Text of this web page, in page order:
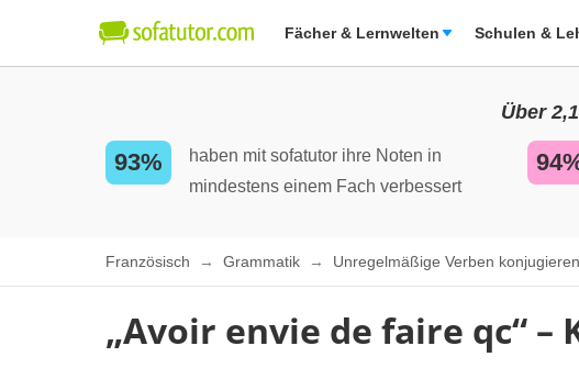
Fächer & Lernwelten Schulen &
Über
93%
haben mit sofatutor ihre Noten in
mindestens einem Fach verbessert
Französisch Grammatik Unregelmäßige Verben konjugieren
„Avoir envie de faire qc“ –